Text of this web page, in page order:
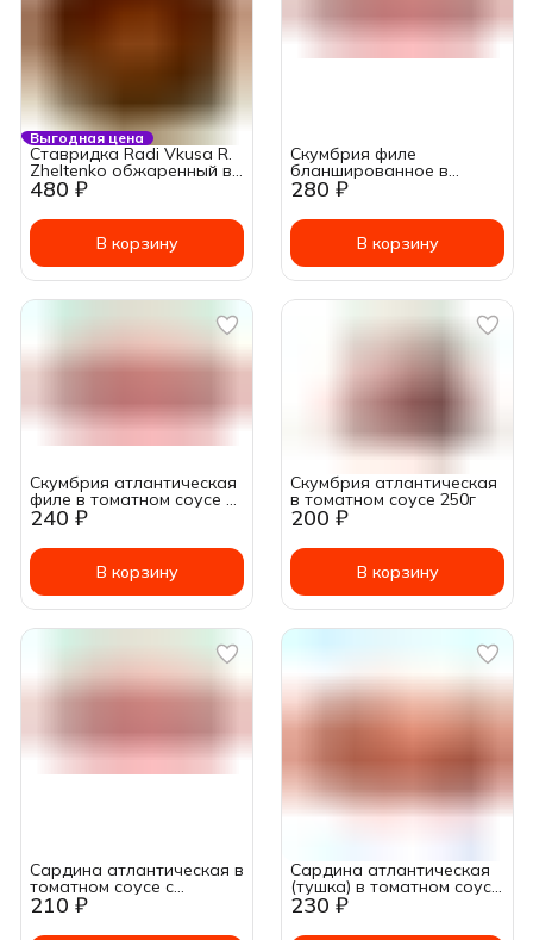
Выгодная цена
480 ₽
Ставридка Radi Vkusa R.
Zheltenko обжаренный в
томатном соусе 215 г
В корзину
280 ₽
Скумбрия филе
бланшированное в
томатном соусе 175г
В корзину
240 ₽
Скумбрия атлантическая
филе в томатном соусе с
овощами 175г
В корзину
200 ₽
Скумбрия атлантическая
в томатном соусе 250г
В корзину
210 ₽
Сардина атлантическая в
томатном соусе с
овощами 175г 230 ₽
Сардина атлантическая
(тушка) в томатном соусе
бланшированная ~ 175г